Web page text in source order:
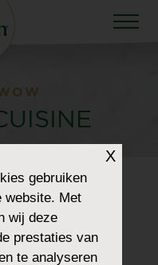
X
gebruiken
website. Met
wij deze
prestaties van
te analyseren